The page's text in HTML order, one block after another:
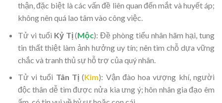
thận, đặc biệt là các vấn đề liên quan đến mắt và huyết áp;
không nên quá lao tâm vào công việc.
Tử vi tuổi Kỷ Tị(Mộc): Đề phòng tiểu nhân hãm hại, tung
tin thất thiệt làm ảnh hưởng uy tín; nên tìm chỗ dựa vững
chắc và tranh thủ sự hỗ trợ của quý nhân.
Tử vi tuổi Tân Tị(Kim): Vận đào hoa vượng khí, người
độc thân dễ tìm được nửa kia ưng ý; hôn nhân gia đạo êm